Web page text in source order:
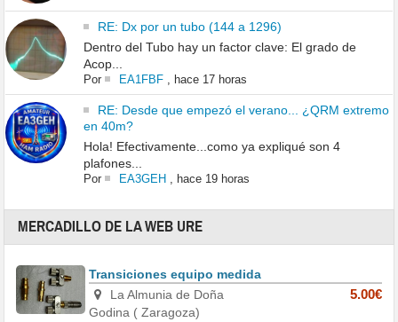
RE: Dx por un tubo (144 a 1296)
Dentro del Tubo hay un factor clave: El grado de
Acop...
Por EA1FBF, hace 17 horas
RE: Desde que empezó el verano... ¿QRM extremo
en 40m?
Hola! Efectivamente...como ya expliqué son 4
plafones...
Por EA3GEH , hace 19 horas
MERCADILLO DE LA WEB URE
Transiciones equipo medida
La Almunia de Doña
Godina ( Zaragoza)
5.00€